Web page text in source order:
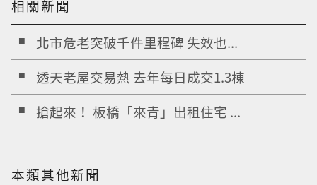
相關新聞
北市危老突破千件里程碑 失效也...
透天老屋交易熱 去年每日成交1.3棟
搶起來！ 板橋「來青」出租住宅 ...
本類其他新聞